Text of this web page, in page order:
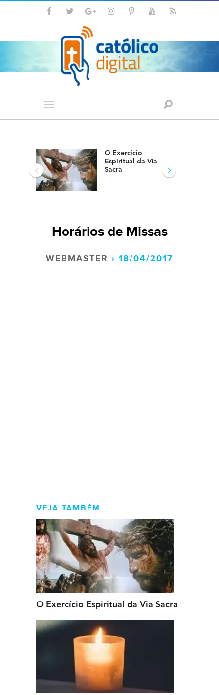
O Exercício
Espiritual da Via
Sacra
‹ ›
Horários de Missas
WEBMASTER › 18/04/2017
VEJA TAMBÉM
O Exercício Espiritual da Via Sacra